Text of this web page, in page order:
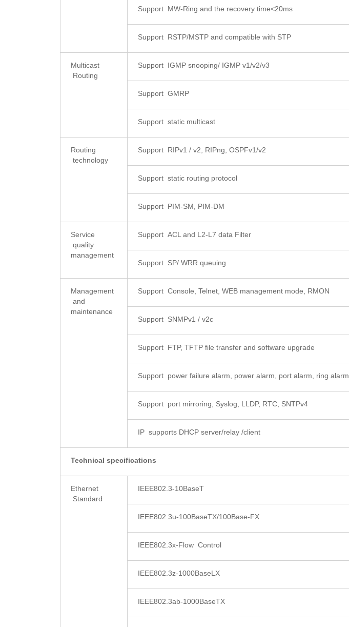
Support MW-Ring and the recovery time<20ms
Support RSTP/MSTP and compatible with STP
Multicast
Routing
Support IGMP snooping/ IGMP v1/v2/v3
Support GMRP
Support static multicast
Routing
technology
Support RIPv1 / v2, RIPng, OSPFv1/v2
Support static routing protocol
Support PIM-SM, PIM-DM
Service
quality
management
Support ACL and L2-L7 data Filter
Support SP/ WRR queuing
Management
and
maintenance
Support Console, Telnet, WEB management mode, RMON
Support SNMPv1 / v2c
Support FTP, TFTP file transfer and software upgrade
Support power failure alarm, power alarm, port alarm, ring alarm
Support port mirroring, Syslog, LLDP, RTC, SNTPv4
IP supports DHCP server/relay /client
Technical specifications
Ethernet
Standard
IEEE802.3-10BaseT
IEEE802.3u-100BaseTX/100Base-FX
IEEE802.3x-Flow Control
IEEE802.3z-1000BaseLX
IEEE802.3ab-1000BaseTX